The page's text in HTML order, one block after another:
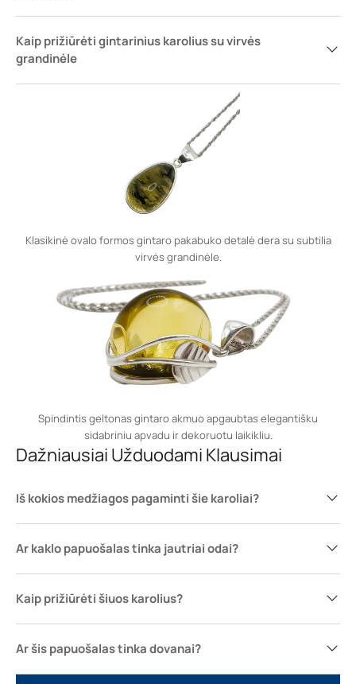
Kaip prižiūrėti gintarinius karolius su virvės
grandinėle
Klasikinė ovalo formos gintaro pakabuko detalė dera su subtilia
virvės grandinėle.
Spindintis geltonas gintaro akmuo apgaubtas elegantišku
sidabriniu apvadu ir dekoruotu laikikliu.
Dažniausiai Užduodami Klausimai
Iš kokios medžiagos pagaminti šie karoliai?
Ar kaklo papuošalas tinka jautriai odai?
Kaip prižiūrėti šiuos karolius?
Ar šis papuošalas tinka dovanai?